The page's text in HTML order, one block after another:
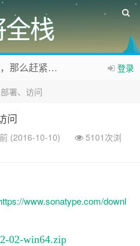
栈
登录
如果您觉得本站非常有看点，那么赶紧使用Ctrl+D 收藏少将全栈吧
署、访问
问
(2016-10-10)
5101次浏
www.sonatype.com/downl
02-win64.zip